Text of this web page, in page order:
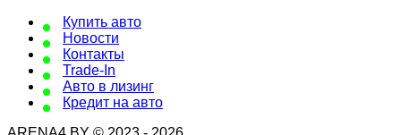
Купить авто
Новости
Контакты
Trade-In
Авто в лизинг
Кредит на авто